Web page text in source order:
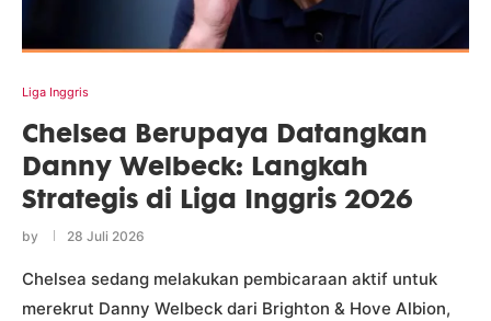
Liga Inggris
Chelsea Berupaya Datangkan
Danny Welbeck: Langkah
Strategis di Liga Inggris 2026
by 28 Juli 2026
Chelsea sedang melakukan pembicaraan aktif untuk
merekrut Danny Welbeck dari Brighton & Hove Albion,